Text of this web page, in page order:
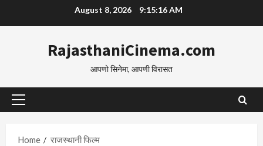
to
August 8, 2026 9:15:17 AM
RajasthaniCinema.com
आपणो सिनेमा, आपणी विरासत
Primary
Home
राजस्थानी फिल्म